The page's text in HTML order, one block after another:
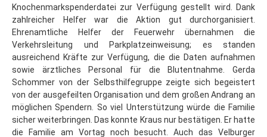
Knochenmarkspenderdatei zur Verfügung gestellt wird. Dank
zahlreicher Helfer war die Aktion gut durchorganisiert.
Ehrenamtliche Helfer der Feuerwehr übernahmen die
Verkehrsleitung und Parkplatzeinweisung; es standen
ausreichend Kräfte zur Verfügung, die die Daten aufnahmen
sowie ärztliches Personal für die Blutentnahme. Gerda
Schommer von der Selbsthilfegruppe zeigte sich begeistert
von der ausgefeilten Organisation und dem großen Andrang an
möglichen Spendern. So viel Unterstützung würde die Familie
sicher weiterbringen. Das konnte Kraus nur bestätigen. Er hatte
die Familie am Vortag noch besucht. Auch das Velburger